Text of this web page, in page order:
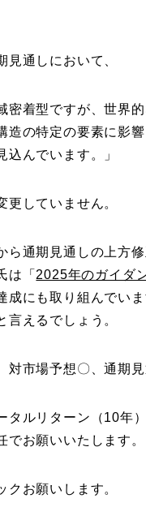
見通しにおいて、
密着型ですが、世界
造の特定の要素に影
込んでいます。
」
更していません。
ら通期見通しの上方
は「 2025年のガイダ
成にも取り組んでい
言えるでしょう。
対市場予想〇、通期
タルリターン（10年
お願いいたします。
クお願いします。